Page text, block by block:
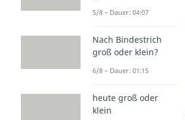
unter
richtige
zur
5/8 – Dauer: 04:07
Nach Bindestrich
groß oder klein?
6/8 – Dauer: 01:15
heute groß oder
klein